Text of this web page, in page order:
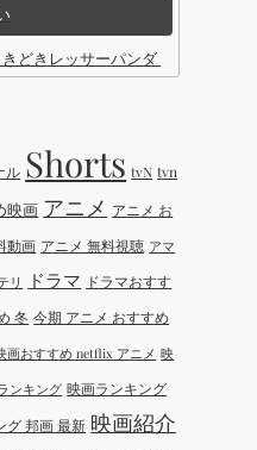
きどきレッサーパンダ ｜Disney (デ
ル Shorts tvN tvn
映画 アニメ アニメ お
動画 アニメ 無料視聴 アマ
リ ドラマ ドラマおすす
冬 今期 アニメ おすすめ
画おすすめ netflix アニメ 映
ンキング 映画ランキング
グ 邦画 最新 映画紹介